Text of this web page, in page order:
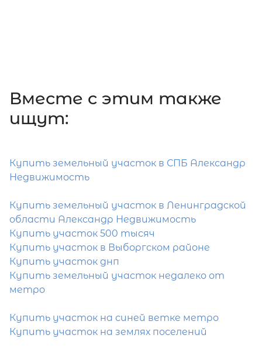
Вместе c этим также
ищут:
Купить земельный участок в СПБ Александр
Недвижимость
Купить земельный участок в Ленинградской
области Александр Недвижимость
Купить участок 500 тысяч
Купить участок в Выборгском районе
Купить участок днп
Купить земельный участок недалеко от
метро
Купить участок на синей ветке метро
Купить участок на землях поселений